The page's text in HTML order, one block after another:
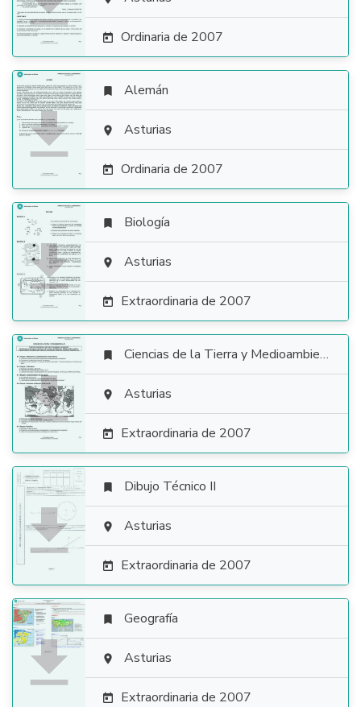
 Ordinaria de 2007

 Alemán
 Asturias
 Ordinaria de 2007

 Biología
 Asturias
 Extraordinaria de 2007

 Ciencias de la Tierra y Medioambientales
 Asturias
 Extraordinaria de 2007

 Dibujo Técnico II
 Asturias
 Extraordinaria de 2007

 Geografía
 Asturias
 Extraordinaria de 2007